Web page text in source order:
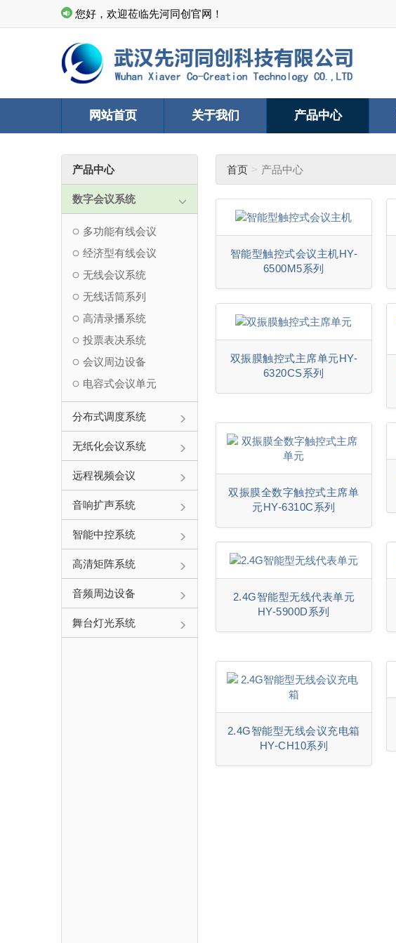
您好，欢迎莅临先河同创官网！
网站首页 关于我们 产品中心
产品中心
数字会议系统
多功能有线会议
经济型有线会议
无线会议系统
无线话筒系列
高清录播系统
投票表决系统
会议周边设备
电容式会议单元
分布式调度系统
无纸化会议系统
远程视频会议
音响扩声系统
智能中控系统
高清矩阵系统
音频周边设备
舞台灯光系统
首页 产品中心
智能型触控式会议主机HY-
6500M5系列
双振膜触控式主席单元HY-
6320CS系列
双振膜全数字触控式主席单
元HY-6310C系列
2.4G智能型无线代表单元
HY-5900D系列
2.4G智能型无线会议充电箱
HY-CH10系列